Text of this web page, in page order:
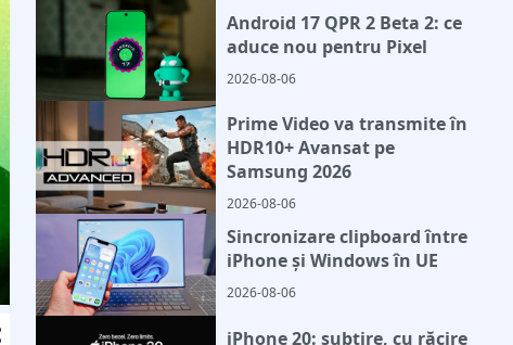
Android 17 QPR 2 Beta 2: ce
aduce nou pentru Pixel
2026-08-06
Prime Video va transmite în
HDR10+ Avansat pe
Samsung 2026
2026-08-06
Sincronizare clipboard între
iPhone și Windows în UE
2026-08-06
iPhone 20: subțire, cu răcire